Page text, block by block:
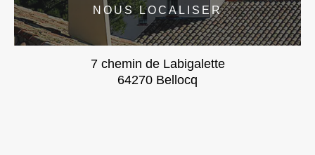
NOUS LOCALISER
7 chemin de Labigalette
64270 Bellocq